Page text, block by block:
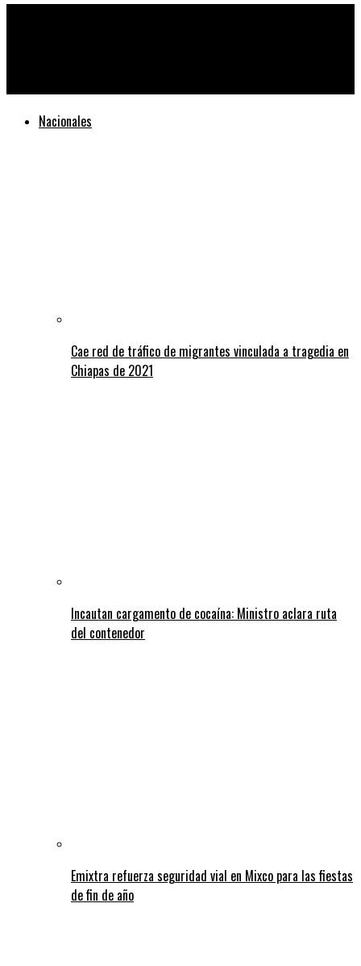
Nacionales
Cae red de tráfico de migrantes vinculada a tragedia en
Chiapas de 2021
Incautan cargamento de cocaína: Ministro aclara ruta
del contenedor
Emixtra refuerza seguridad vial en Mixco para las fiestas
de fin de año